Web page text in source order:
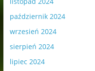
październik 2024
wrzesień 2024
sierpień 2024
lipiec 2024